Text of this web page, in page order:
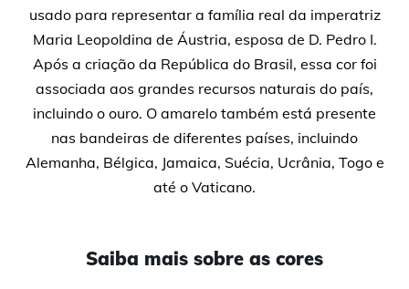
usado para representar a família real da imperatriz
Maria Leopoldina de Áustria, esposa de D. Pedro I.
Após a criação da República do Brasil, essa cor foi
associada aos grandes recursos naturais do país,
incluindo o ouro. O amarelo também está presente
nas bandeiras de diferentes países, incluindo
Alemanha, Bélgica, Jamaica, Suécia, Ucrânia, Togo e
até o Vaticano.
Saiba mais sobre as cores